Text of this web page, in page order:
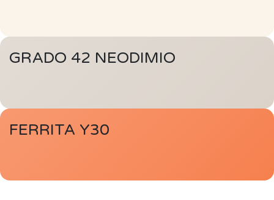
GRADO 42 NEODIMIO
FERRITA Y30